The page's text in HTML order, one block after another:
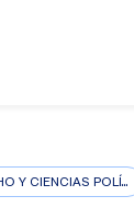
FACULTAD DE DERECHO Y CIENCIAS POLÍTICAS